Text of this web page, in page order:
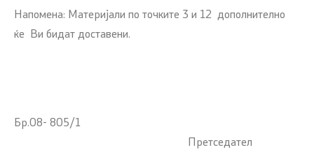
Напомена: Материјали по точките 3 и 12 дополнително
ќе Ви бидат доставени.
Бр.08- 805/1
Претседател